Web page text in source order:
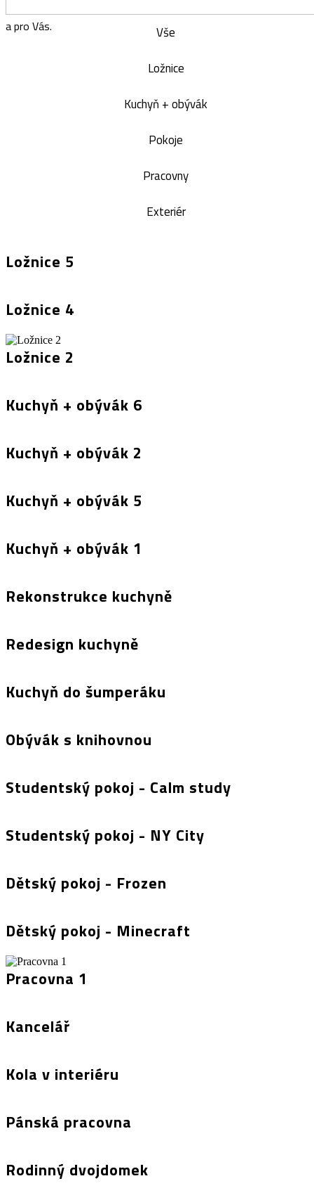
apro Vás.
Vše
Ložnice
Kuchyň + obývák
Pokoje
Pracovny
Exteriér
Ložnice 5
Ložnice 4
Ložnice 2
Kuchyň + obývák 6
Kuchyň + obývák 2
Kuchyň + obývák 5
Kuchyň + obývák 1
Rekonstrukce kuchyně
Redesign kuchyně
Kuchyň do šumperáku
Obývák s knihovnou
Studentský pokoj - Calm study
Studentský pokoj - NY City
Dětský pokoj - Frozen
Dětský pokoj - Minecraft
Pracovna 1
Kancelář
Kola v interiéru
Pánská pracovna
Rodinný dvojdomek